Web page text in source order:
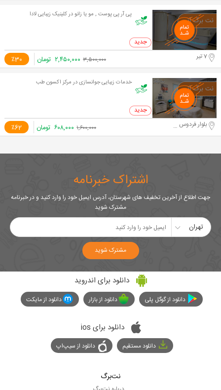
پی آر پی پوست , مو یا زانو در کلینیک زیبایی لادا
0 خرید
٪30 7 تیر ۳,۵۰۰,۰۰۰ ۲,۴۵۰,۰۰۰ تومان
خدمات زیبایی جوانسازی در مرکز اکسون طب
0 خرید
٪62 بلوار فردوس شرق. نبش رامین جنوبی ۱,۶۰۰,۰۰۰ ۶۰۸,۰۰۰ تومان
اشتراک خبرنامه
جهت اطلاع از آخرین تخفیف های شهرستان، آدرس ایمیل خود را وارد کنید و در خبرنامه
مشترک شوید
تهران
مشترک شوید
دانلود برای اندروید
دانلود از گوگل پلی دانلود از بازار دانلود از مایکت
دانلود برای ios
دانلود مستقیم دانلود از سیپ‌اپ
نت‌برگ